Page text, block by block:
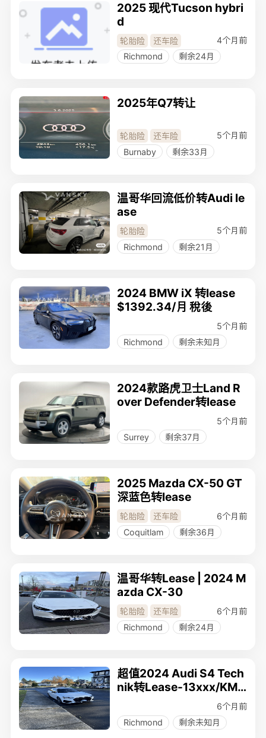
2025 现代Tucson hybri
d
轮胎险 还车险
4个月前
Richmond
剩余24月
2025年Q7转让
轮胎险 还车险
5个月前
Burnaby
剩余33月
温哥华回流低价转Audi le
ase
轮胎险
5个月前
Richmond
剩余21月
2024 BMW iX 转lease
$1392.34/月 稅後
5个月前
Richmond
剩余未知月
2024款路虎卫士Land R
over Defender转lease
5个月前
Surrey
剩余37月
2025 Mazda CX-50 GT
深蓝色转lease
轮胎险 还车险
6个月前
Coquitlam
剩余36月
温哥华转Lease | 2024 M
azda CX-30
轮胎险 还车险
6个月前
Richmond
剩余24月
超值2024 Audi S4 Tech
nik转Lease-13xxx/KM
6个月前
Richmond
剩余未知月